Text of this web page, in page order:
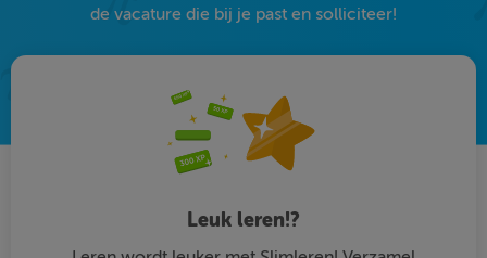
de vacature die bij je past en solliciteer!
Leuk leren!?